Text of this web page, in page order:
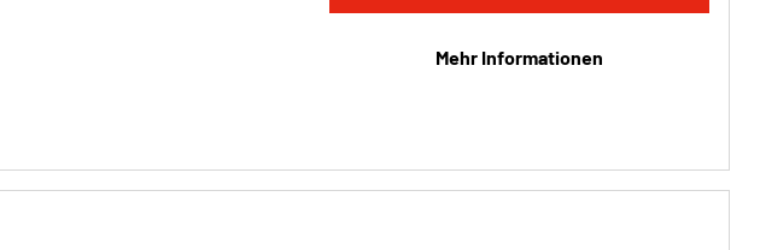
Mehr Informationen